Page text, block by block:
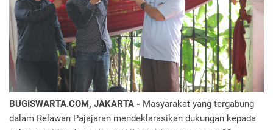
BUGISWARTA.COM, JAKARTA - Masyarakat yang tergabung
dalam Relawan Pajajaran mendeklarasikan dukungan kepada